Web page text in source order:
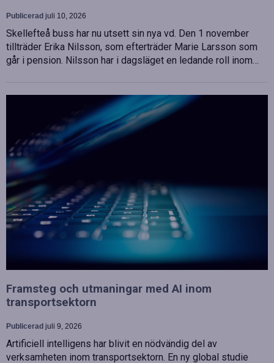
Publicerad juli 10, 2026
Skellefteå buss har nu utsett sin nya vd. Den 1 november
tillträder Erika Nilsson, som efterträder Marie Larsson som
går i pension. Nilsson har i dagsläget en ledande roll inom…
Framsteg och utmaningar med AI inom
transportsektorn
Publicerad juli 9, 2026
Artificiell intelligens har blivit en nödvändig del av
verksamheten inom transportsektorn. En ny global studie